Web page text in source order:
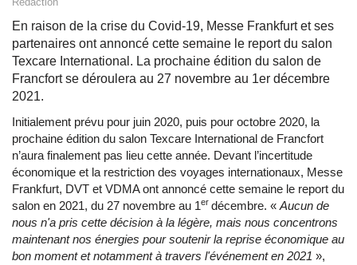
En raison de la crise du Covid-19, Messe Frankfurt et ses
partenaires ont annoncé cette semaine le report du salon
Texcare International. La prochaine édition du salon de
Francfort se déroulera au 27 novembre au 1er décembre
2021.
Initialement prévu pour juin 2020, puis pour octobre 2020, la
prochaine édition du salon Texcare International de Francfort
n’aura finalement pas lieu cette année. Devant l’incertitude
économique et la restriction des voyages internationaux, Messe
Frankfurt, DVT et VDMA ont annoncé cette semaine le report du
salon en 2021, du 27 novembre au 1er décembre. « Aucun de
nous n'a pris cette décision à la légère, mais nous concentrons
maintenant nos énergies pour soutenir la reprise économique au
bon moment et notamment à travers l'événement en 2021 »,